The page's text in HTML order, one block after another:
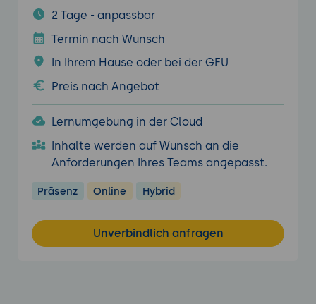
2 Tage - anpassbar
Termin nach Wunsch
In Ihrem Hause oder bei der GFU
Preis nach Angebot
Lernumgebung in der Cloud
Inhalte werden auf Wunsch an die
Anforderungen Ihres Teams angepasst.
Präsenz Online Hybrid
Unverbindlich anfragen